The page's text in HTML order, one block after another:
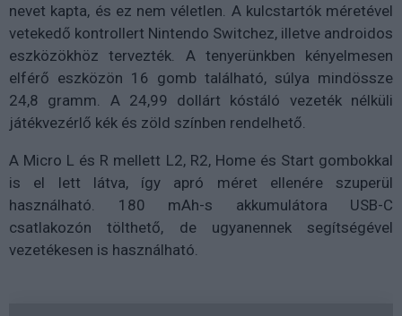
nevet kapta, és ez nem véletlen. A kulcstartók méretével
vetekedő kontrollert Nintendo Switchez, illetve androidos
eszközökhöz tervezték. A tenyerünkben kényelmesen
elférő eszközön 16 gomb található, súlya mindössze
24,8 gramm. A 24,99 dollárt kóstáló vezeték nélküli
játékvezérlő kék és zöld színben rendelhető.
A Micro L és R mellett L2, R2, Home és Start gombokkal
is el lett látva, így apró méret ellenére szuperül
használható. 180 mAh-s akkumulátora USB-C
csatlakozón tölthető, de ugyanennek segítségével
vezetékesen is használható.